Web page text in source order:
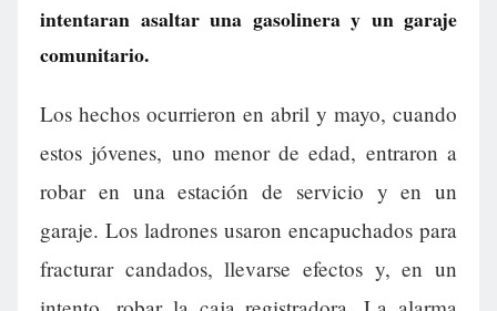
intentaran asaltar una gasolinera y un garaje
comunitario.
Los hechos ocurrieron en abril y mayo, cuando
estos jóvenes, uno menor de edad, entraron a
robar en una estación de servicio y en un
garaje. Los ladrones usaron encapuchados para
fracturar candados, llevarse efectos y, en un